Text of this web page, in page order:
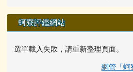
蚵寮評鑑網站
選單載入失敗，請重新整理頁面。
網管「蚵